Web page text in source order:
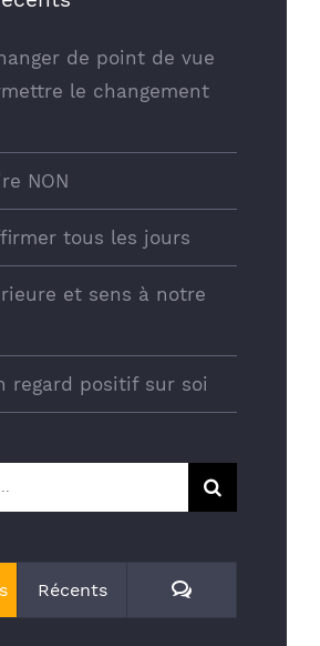
de point de vue
le changement
NON
tous les jours
et sens à notre
regard positif sur soi
Récents Commentaires